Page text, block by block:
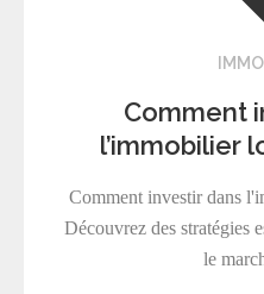
Comment
l’immobilier
Comment investir dans
Découvrez des stratégies
le